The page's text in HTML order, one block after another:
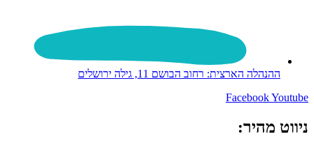
ההנהלה הארצית: רחוב הבושם 11, גילה ירושלים
FacebookYoutube
ניווט מהיר: